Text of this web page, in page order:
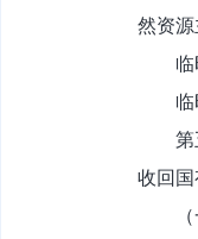
然资
临时
临时
第五
收回国
（一